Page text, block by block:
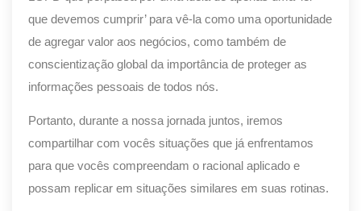
que devemos cumprir’ para vê-la como uma oportunidade
de agregar valor aos negócios, como também de
conscientização global da importância de proteger as
informações pessoais de todos nós.
Portanto, durante a nossa jornada juntos, iremos
compartilhar com vocês situações que já enfrentamos
para que vocês compreendam o racional aplicado e
possam replicar em situações similares em suas rotinas.